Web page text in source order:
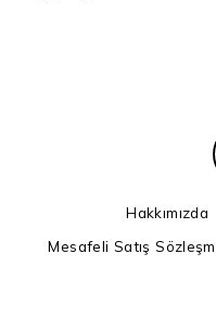
Hakkımızda
Mesafeli Satış